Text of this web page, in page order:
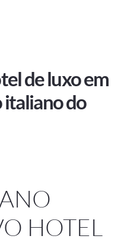
de luxo em
do
HOTEL